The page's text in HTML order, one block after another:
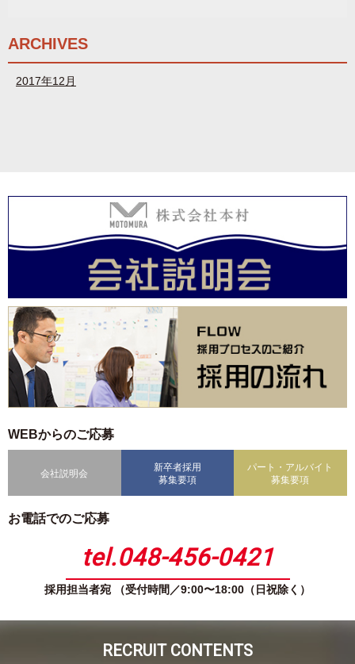
ARCHIVES
2017年12月
WEBからのご応募
会社説明会
新卒者採用
募集要項
パート・アルバイト
募集要項
お電話でのご応募
tel.048-456-0421
採用担当者宛 （受付時間／9:00〜18:00（日祝除く）
RECRUIT CONTENTS